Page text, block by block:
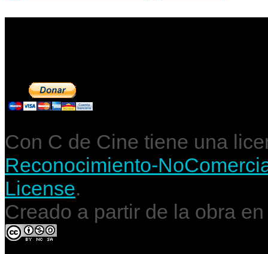
Con C de Cine tiene una
Reconocimiento-
License.
Creado a partir de la obra